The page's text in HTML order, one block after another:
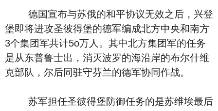
德国宣布与苏俄的和平协议无效之后，兴登
堡即将进攻圣彼得堡的德军编成北方中央和南方
3个集团军共计5o万人。其中北方集团军的任务
是从东普鲁士出，消灭波罗的海沿岸的布尔什维
克部队，尔后同驻守芬兰的德军协同作战。
苏军担任圣彼得堡防御任务的是苏维埃最后